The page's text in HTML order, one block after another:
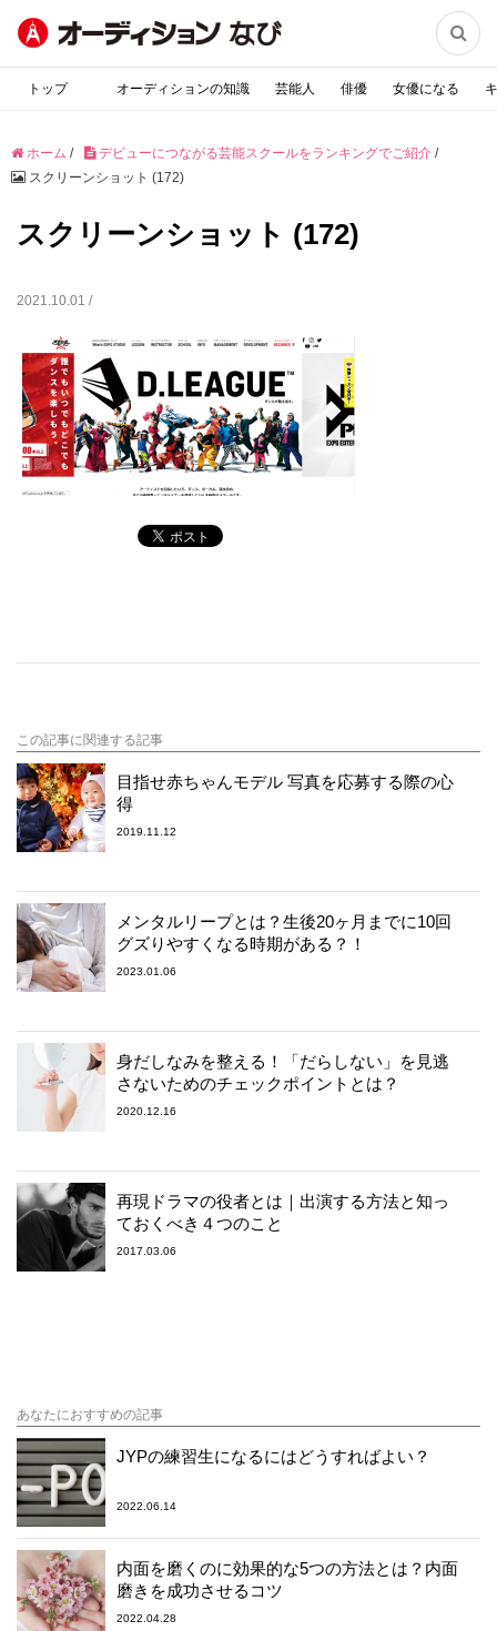

トップ オーディションの知識 芸能人 俳優 女優になる
ホーム / デビューにつながる芸能スクールをランキングでご紹介 /
スクリーンショット (172)
スクリーンショット (172)
2021.10.01 /
この記事に関連する記事
目指せ赤ちゃんモデル 写真を応募する際の心
得
2019.11.12
メンタルリープとは？生後20ヶ月までに10回
グズりやすくなる時期がある？！
2023.01.06
身だしなみを整える！「だらしない」を見逃
さないためのチェックポイントとは？
2020.12.16
再現ドラマの役者とは｜出演する方法と知っ
ておくべき４つのこと
2017.03.06
あなたにおすすめの記事
JYPの練習生になるにはどうすればよい？
2022.06.14
内面を磨くのに効果的な5つの方法とは？内面
磨きを成功させるコツ
2022.04.28